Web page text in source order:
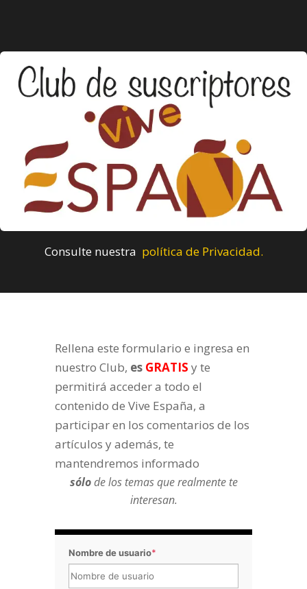
Consulte nuestra política de Privacidad.
Rellena este formulario e ingresa en
nuestro Club, es GRATIS y te
permitirá acceder a todo el
contenido de Vive España, a
participar en los comentarios de los
artículos y además, te
mantendremos informado
sólode los temas que realmente te
interesan.
Nombre de usuario*